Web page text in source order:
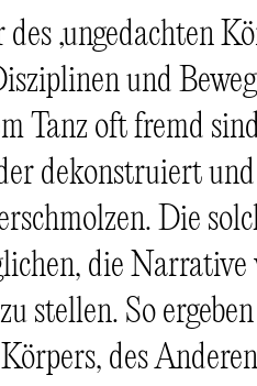
‚ungedachten
und
Tanz oft fremd
dekonstruiert und
Die
die Narrative
stellen. So
des